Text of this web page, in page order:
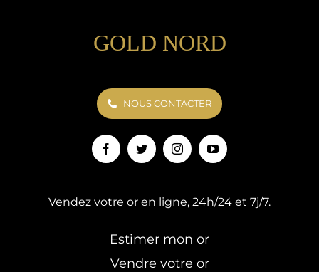
GOLD NORD
NOUS CONTACTER
Vendez votre or en ligne, 24h/24 et 7j/7.
Estimer mon or
Vendre votre or